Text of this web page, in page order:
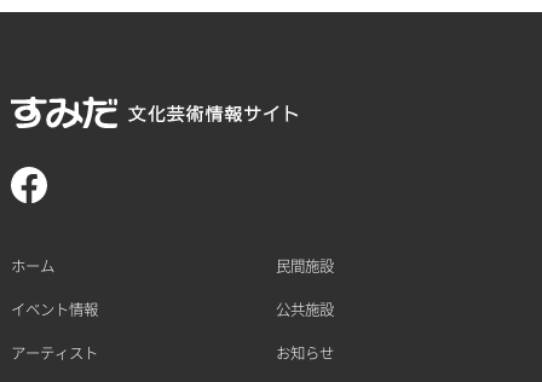
ホーム
イベント情報
アーティスト
民間施設
公共施設
お知らせ